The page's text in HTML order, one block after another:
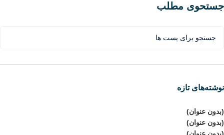
جستحوی مطلب
نوشته‌های تازه
(بدون عنوان)
(بدون عنوان)